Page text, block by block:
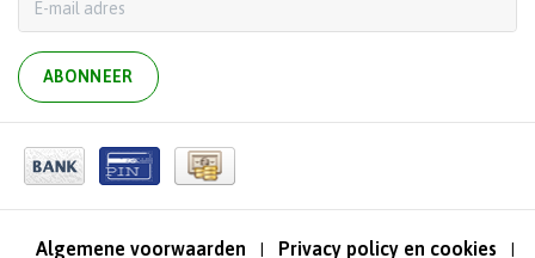
ABONNEER
Algemene voorwaarden | Privacy policy en cookies |